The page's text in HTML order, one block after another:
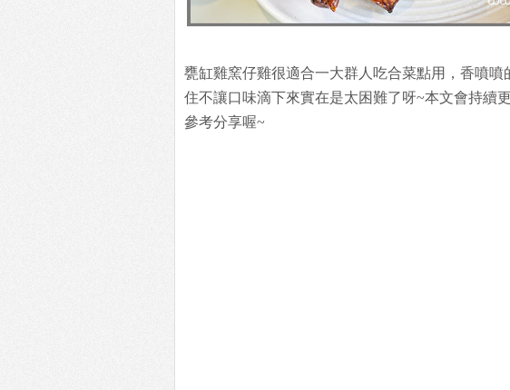
甕缸雞窯仔雞很適合一大群人吃合菜點用，香噴噴
住不讓口味滴下來實在是太困難了呀~本文會持續
參考分享喔~